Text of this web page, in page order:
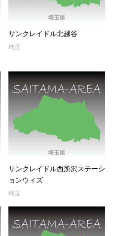
サンクレイドル北越谷
埼玉
サンクレイドル西所沢ステーシ
ョンウィズ
埼玉